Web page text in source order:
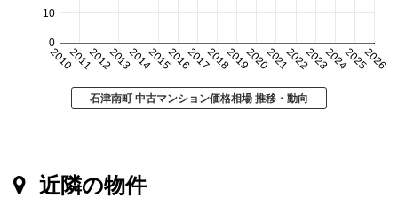
20102011201220132014201520162017201820192020202120222023202420252026
0
10
石津南町 中古マンション価格相場 推移・動向
近隣の物件